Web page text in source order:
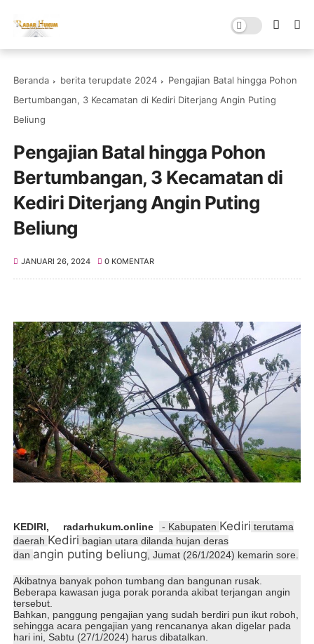
Beranda berita terupdate 2024
Pengajian Batal hingga Pohon
Bertumbangan, 3 Kecamatan di Kediri Diterjang Angin Puting
Beliung
Pengajian Batal hingga Pohon
Bertumbangan, 3 Kecamatan di
Kediri Diterjang Angin Puting
Beliung
JANUARI 26, 2024 0 KOMENTAR
KEDIRI, radarhukum.online - Kabupaten Kediri terutama
daerah Kediri bagian utara dilanda hujan deras
dan angin puting beliung, Jumat (26/1/2024) kemarin sore.
Akibatnya banyak pohon tumbang dan bangunan rusak.
Beberapa kawasan juga porak poranda akibat terjangan angin
tersebut.
Bahkan, panggung pengajian yang sudah berdiri pun ikut roboh,
sehingga acara pengajian yang rencananya akan digelar pada
hari ini, Sabtu (27/1/2024) harus dibatalkan.